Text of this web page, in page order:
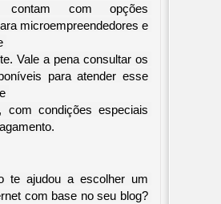
contam com opções
microempreendedores e
Vale a pena consultar os
para atender esse
com condições especiais
te ajudou a escolher um
com base no seu blog?